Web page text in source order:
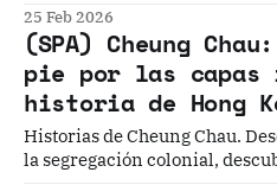
25 Feb 2026
(SPA) Cheung
pie por las
historia de Hong
Historias de Cheung Chau.
la segregación colonial,